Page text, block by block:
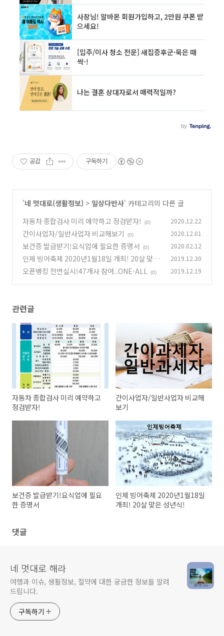
공감 구독하기
'네 멋대로(생활정보) > 일상다반사' 카테고리의 다른 글
자동차 종합검사 미리 예약하고 정검받자!
(0) 2020.12.22
간이사업자/일반사업자 비교해보기 (0) 2020.12.01
보건증 발급받기!요식업에 필요한 증명서 (0) 2020.02.12
인제 빙어축제 2020년1월18일 개최! 20살 맞은
성년식!
(0)
2019.12.30
오픈뱅킹 전면실시!47개사 참여..ONE-ALL (0) 2019.12.19
관련글
자동차 종합검사 미리 예약하고
정검받자!
간이사업자/일반사업자 비교해
보기
보건증 발급받기!요식업에 필요
한 증명서
인제 빙어축제 2020년1월18일
개최! 20살 맞은 성년식!
댓글
네 멋대로 해라
여행과 이슈, 생활정보, 절약에 대한 궁금한 정보들 알려
드립니다.
구독하기